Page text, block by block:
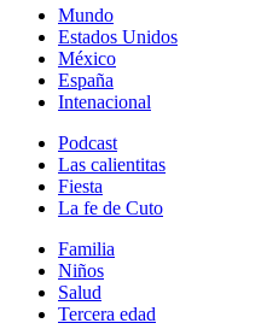
Mundo
Estados Unidos
México
España
Intenacional
Podcast
Las calientitas
Fiesta
La fe de Cuto
Familia
Niños
Salud
Tercera edad